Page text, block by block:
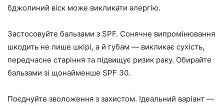
бджолиний віск може викликати алергію.
Застосовуйте бальзами з SPF. Сонячне випромінювання
шкодить не лише шкірі, а й губам — викликає сухість,
передчасне старіння та підвищує ризик раку. Обирайте
бальзами зі щонайменше SPF 30.
Поєднуйте зволоження з захистом. Ідеальний варіант —